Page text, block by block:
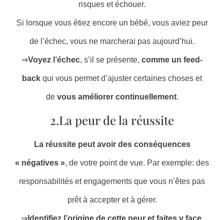
risques et échouer.
Si lorsque vous étiez encore un bébé, vous aviez peur
de l’échec, vous ne marcherai pas aujourd’hui.
⇒Voyez l’échec, s’il se présente, comme un feed-
back qui vous permet d’ajuster certaines choses et
de vous améliorer continuellement.
2.La peur de la réussite
La réussite peut avoir des conséquences
« négatives », de votre point de vue. Par exemple: des
responsabilités et engagements que vous n’êtes pas
prêt à accepter et à gérer.